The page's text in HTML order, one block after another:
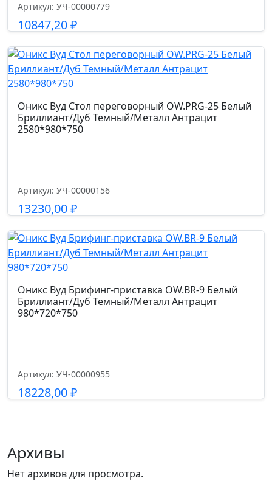
Размер габариты, см.
68*68*107-113
Ширина сиденья см.
52.0
Глубина сиденья см.
48
Высота от пола до сиденья см.
37-43
Высота подлокотников от пола см.
62-68
Артикул: УЧ-00000779
10847,20₽
Подробнее
Оникс Вуд Стол переговорный OW.PRG-25 Белый
Бриллиант/Дуб Темный/Металл Антрацит
2580*980*750
Артикул: УЧ-00000156
13230,00₽
Подробнее
Оникс Вуд Брифинг-приставка OW.BR-9 Белый
Бриллиант/Дуб Темный/Металл Антрацит
980*720*750
Артикул: УЧ-00000955
18228,00₽
Архивы
Нет архивов для просмотра.